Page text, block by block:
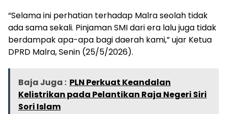
“Selama ini perhatian terhadap Malra seolah tidak
ada sama sekali. Pinjaman SMI dari era lalu juga tidak
berdampak apa-apa bagi daerah kami,” ujar Ketua
DPRD Malra, Senin (25/5/2026).
Baja Juga : PLN Perkuat Keandalan
Kelistrikan pada Pelantikan Raja Negeri Siri
Sori Islam